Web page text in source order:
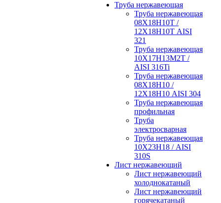
Труба нержавеющая
Труба нержавеющая
08Х18Н10Т /
12Х18Н10Т AISI
321
Труба нержавеющая
10Х17Н13М2Т /
AISI 316Ti
Труба нержавеющая
08Х18Н10 /
12Х18Н10 AISI 304
Труба нержавеющая
профильная
Труба
электросварная
Труба нержавеющая
10Х23Н18 / AISI
310S
Лист нержавеющий
Лист нержавеющий
холоднокатаный
Лист нержавеющий
горячекатаный